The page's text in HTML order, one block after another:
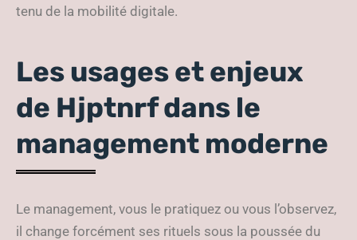
tenu de la mobilité digitale.
Les usages et enjeux
de Hjptnrf dans le
management moderne
Le management, vous le pratiquez ou vous l’observez,
il change forcément ses rituels sous la poussée du